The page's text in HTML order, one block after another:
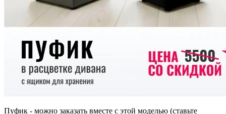
Пуфик - можно заказать вместе с этой моделью (ставьте